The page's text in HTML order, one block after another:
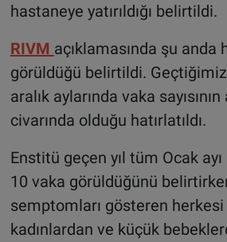
hastaneye yatırıldığı belirtildi.
RIVM açıklamasında şu anda
görüldüğü belirtildi. Geçtiğimiz
aralık aylarında vaka sayısının
civarında olduğu hatırlatıldı.
Enstitü geçen yıl tüm Ocak
10 vaka görüldüğünü
semptomları gösteren
kadınlardan ve küçük